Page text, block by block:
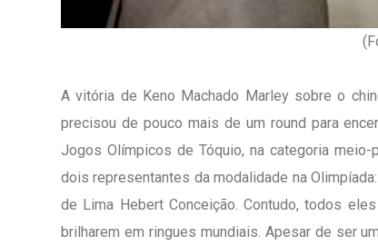
A vitória de Keno Machado Marley sobre o
precisou de pouco mais de um round para
Jogos Olímpicos de Tóquio, na categoria
dois representantes da modalidade na
de Lima Hebert Conceição. Contudo, todos
brilharem em ringues mundiais. Apesar de ser
1º Dia - São Pedro